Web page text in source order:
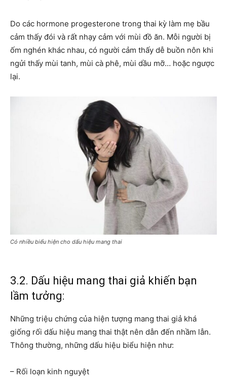
Do các hormone progesterone trong thai kỳ làm mẹ bầu
cảm thấy đói và rất nhạy cảm với mùi đồ ăn. Mỗi người bị
ốm nghén khác nhau, có người cảm thấy dễ buồn nôn khi
ngửi thấy mùi tanh, mùi cà phê, mùi dầu mỡ… hoặc ngược
lại.
Có nhiều biểu hiện cho dấu hiệu mang thai
3.2. Dấu hiệu mang thai giả khiến bạn
lầm tưởng:
Những triệu chứng của hiện tượng mang thai giả khá
giống rối dấu hiệu mang thai thật nên dẫn đến nhầm lẫn.
Thông thường, những dấu hiệu biểu hiện như:
– Rối loạn kinh nguyệt